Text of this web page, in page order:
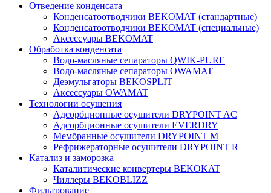
Отведение конденсата
Конденсатоотводчики BEKOMAT (стандартные)
Конденсатоотводчики BEKOMAT (специальные)
Аксессуары BEKOMAT
Обработка конденсата
Водо-масляные сепараторы QWIK-PURE
Водо-масляные сепараторы OWAMAT
Деэмульгаторы BEKOSPLIT
Аксессуары OWAMAT
Технологии осушения
Адсорбционные осушители DRYPOINT AC
Адсорбционные осушители EVERDRY
Мембранные осушители DRYPOINT M
Рефрижераторные осушители DRYPOINT R
Катализ и заморозка
Каталитические конвертеры BEKOKAT
Чиллеры BEKOBLIZZ
Фильтрование